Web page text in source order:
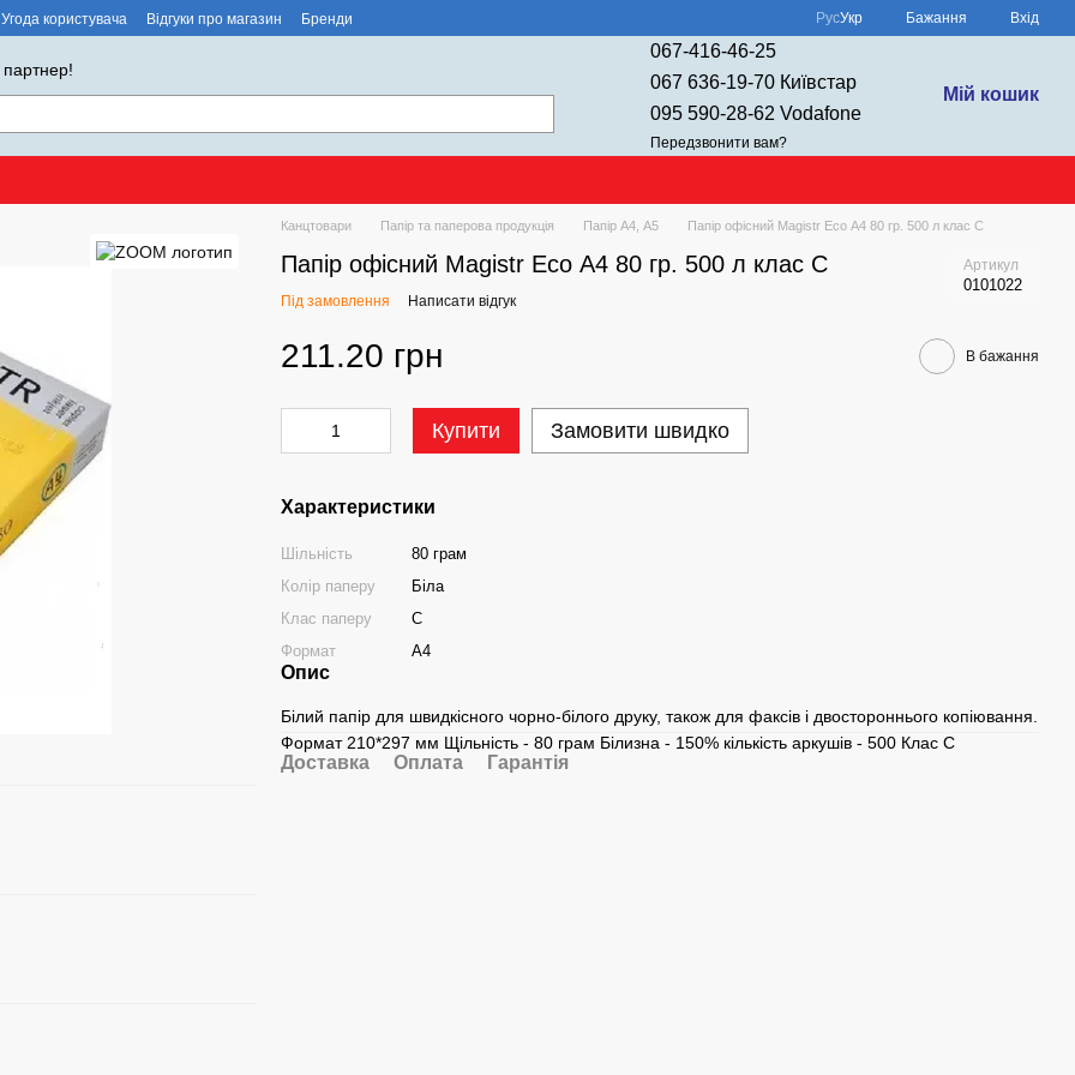
Угода користувача Відгуки про магазин Бренди РусУкр Бажання Вхід
067-416-46-25
067 636-19-70 Київстар
095 590-28-62 Vodafone
Передзвонити вам?
Мій кошик
Канцтовари Папір та паперова продукція Папір А4, А5 Папір офісний Magistr Eco А4 80 гр. 500 л клас С
Папір офісний Magistr Eco А4 80 гр. 500 л клас С Артикул
0101022
Під замовлення Написати відгук
211.20 грн В бажання
Купити Замовити швидко
Характеристики
Шільність
80 грам
Колір паперу
Біла
Клас паперу
С
Формат
А4
Опис
Білий папір для швидкісного чорно-білого друку, також для факсів і двостороннього копіювання.
Формат 210*297 мм Щільність - 80 грам Білизна - 150% кількість аркушів - 500 Клас С
Доставка Оплата Гарантія